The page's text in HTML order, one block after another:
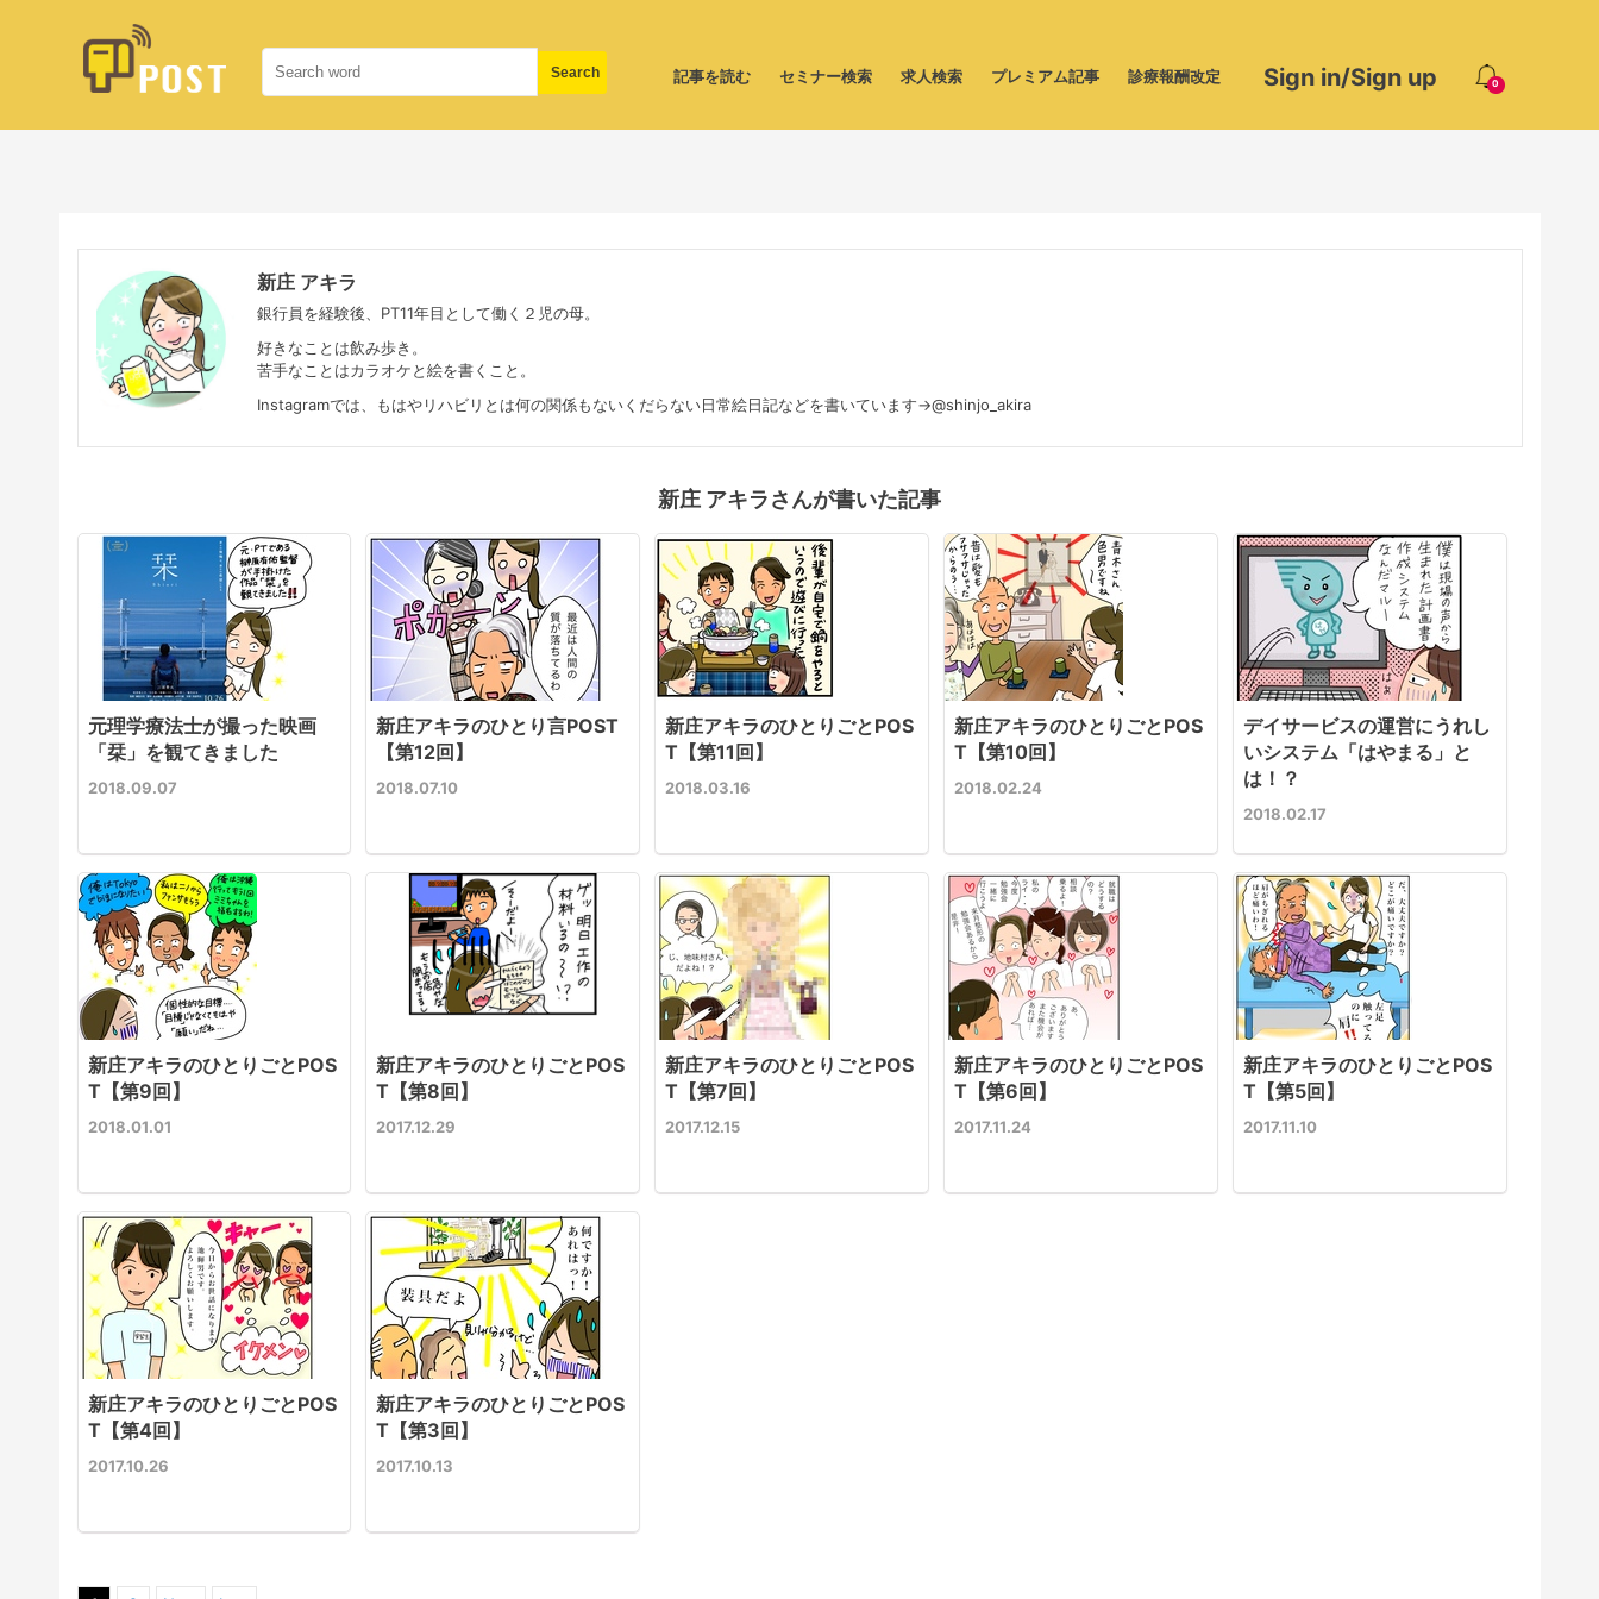
0
Sign in/Sign up
記事を読む セミナー検索 求人検索 プレミアム記事 診療報酬改定
新庄 アキラ
銀行員を経験後、PT11年目として働く２児の母。
好きなことは飲み歩き。
苦手なことはカラオケと絵を書くこと。
Instagramでは、もはやリハビリとは何の関係もないくだらない日常絵日記などを書いています→@shinjo_akira
新庄 アキラさんが書いた記事
元理学療法士が撮った映画
「栞」を観てきました
2018.09.07
新庄アキラのひとり言POST
【第12回】
2018.07.10
新庄アキラのひとりごとPOS
T【第11回】
2018.03.16
新庄アキラのひとりごとPOS
T【第10回】
2018.02.24
デイサービスの運営にうれし
いシステム「はやまる」と
は！？
2018.02.17
新庄アキラのひとりごとPOS
T【第9回】
2018.01.01
新庄アキラのひとりごとPOS
T【第8回】
2017.12.29
新庄アキラのひとりごとPOS
T【第7回】
2017.12.15
新庄アキラのひとりごとPOS
T【第6回】
2017.11.24
新庄アキラのひとりごとPOS
T【第5回】
2017.11.10
新庄アキラのひとりごとPOS
T【第4回】
2017.10.26
新庄アキラのひとりごとPOS
T【第3回】
2017.10.13